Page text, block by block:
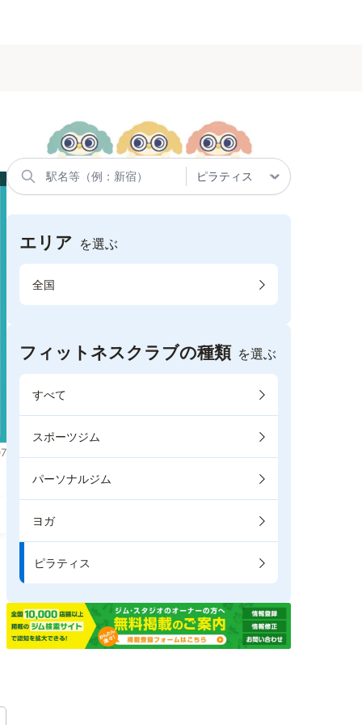
エリア を選ぶ
全国
フィットネスクラブの種類 を選ぶ
すべて
スポーツジム
パーソナルジム
ヨガ
ピラティス